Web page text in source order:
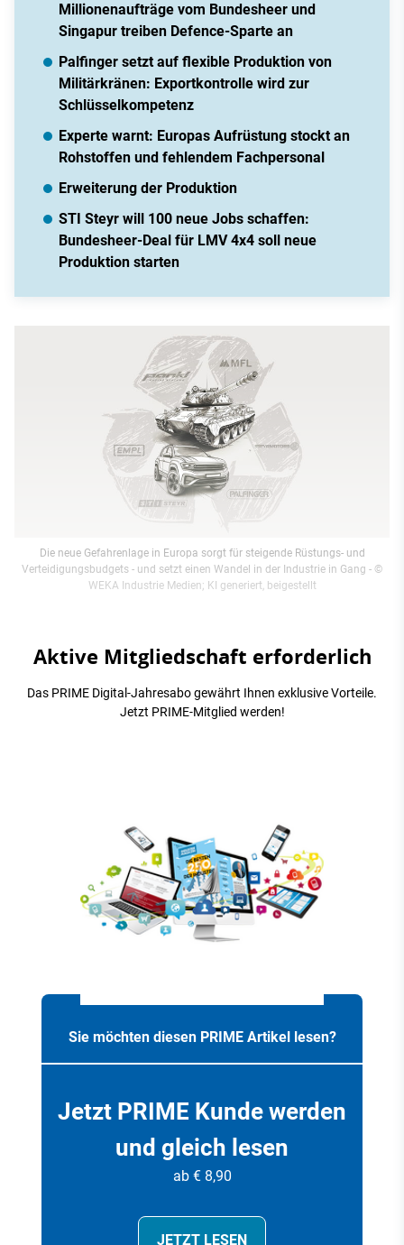
Millionenaufträge vom Bundesheer und
Singapur treiben Defence-Sparte an
Palfinger setzt auf flexible Produktion von
Militärkränen: Exportkontrolle wird zur
Schlüsselkompetenz
Experte warnt: Europas Aufrüstung stockt an
Rohstoffen und fehlendem Fachpersonal
Erweiterung der Produktion
STI Steyr will 100 neue Jobs schaffen:
Bundesheer-Deal für LMV 4x4 soll neue
Produktion starten
Die neue Gefahrenlage in Europa sorgt für steigende Rüstungs- und
Verteidigungsbudgets - und setzt einen Wandel in der Industrie in Gang - ©
WEKA Industrie Medien; KI generiert, beigestellt
Aktive Mitgliedschaft erforderlich
Das PRIME Digital-Jahresabo gewährt Ihnen exklusive Vorteile.
Jetzt PRIME-Mitglied werden!
Sie möchten diesen PRIME Artikel lesen?
Jetzt PRIME Kunde werden
und gleich lesen
ab € 8,90
JETZT LESEN